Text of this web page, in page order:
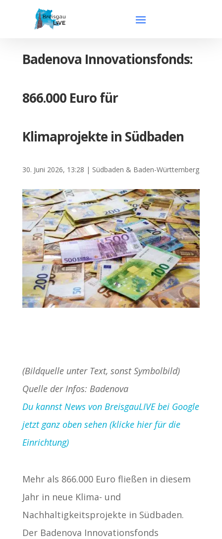
Badenova Innovationsfonds:
866.000 Euro für
Klimaprojekte in Südbaden
30. Juni 2026, 13:28 | Südbaden & Baden-Württemberg
(Bildquelle unter Text, sonst Symbolbild)
Quelle der Infos: Badenova
Du kannst News von BreisgauLIVE bei Google
jetzt ganz oben sehen (klicke hier für die
Einrichtung)
Mehr als 866.000 Euro fließen in diesem
Jahr in neue Klima- und
Nachhaltigkeitsprojekte in Südbaden.
Der Badenova Innovationsfonds